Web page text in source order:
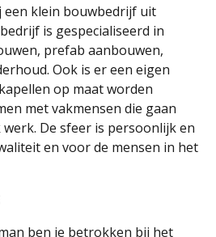
een klein bouwbedrijf uit
is gespecialiseerd in
prefab aanbouwen,
Ook is er een eigen
op maat worden
met vakmensen die gaan
De sfeer is persoonlijk en
en voor de mensen in het
ben je betrokken bij het